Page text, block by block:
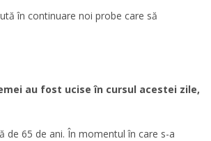
în continuare noi probe care să
au fost ucise în cursul acestei zile,
de 65 de ani. În momentul în care s-a